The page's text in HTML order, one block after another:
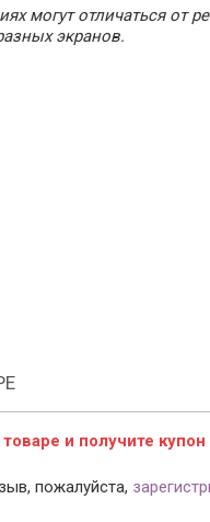
могут отличаться от
экранов.
и получите
пожалуйста,